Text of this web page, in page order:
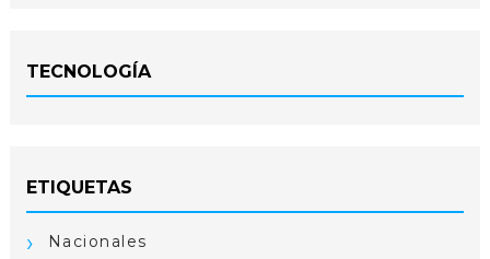
TECNOLOGÍA
ETIQUETAS
Nacionales